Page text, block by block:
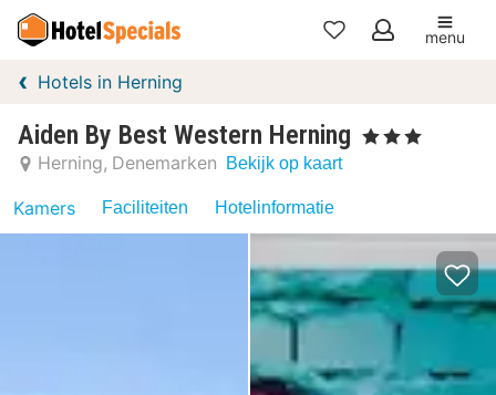
Mijn
menu
Hotels in Herning
Aiden By Best Western Herning , 3 Sterren
Herning Denemarken Bekijk op kaart
Kamers Faciliteiten Hotelinformatie